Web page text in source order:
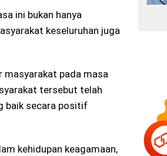
ini bukan hanya
keseluruhan juga
masyarakat pada masa
tersebut telah
baik secara positif
kehidupan keagamaan,